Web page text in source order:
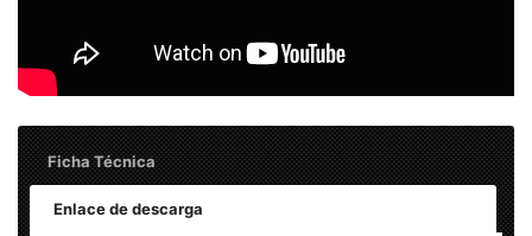
Ficha Técnica
Enlace de descarga